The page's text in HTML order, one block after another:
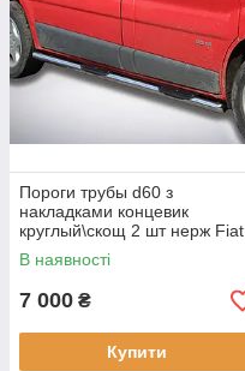
Пороги трубы d60 з
накладками концевик
круглый\скощ 2 шт нерж Fiat
Ducato 1995-2006
В наявності
7 000 ₴
Купити